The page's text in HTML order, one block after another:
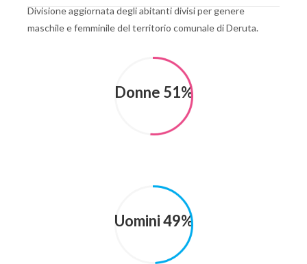
Divisione aggiornata degli abitanti divisi per genere
maschile e femminile del territorio comunale di Deruta.
Donne 51%
Uomini 49%